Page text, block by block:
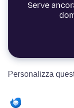
Serve
Personalizza